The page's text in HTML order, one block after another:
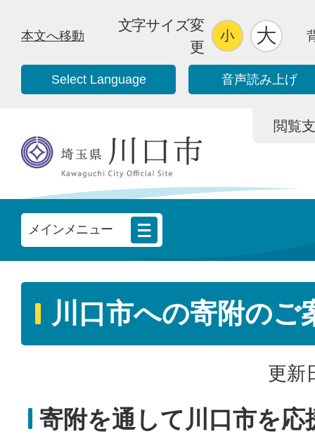
本文へ移動
文字サイズ変
更
Select Language 音声読み上げ
閲覧
メインメニュー
川口市への寄附のご
更新
寄附を通して川口市を